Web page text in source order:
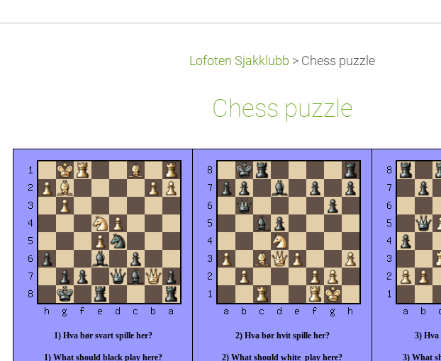
Lofoten Sjakklubb > Chess puzzle
Chess puzzle
1) Hva bør svart spille her?
1) What should black play here?
2) Hva bør hvit spille her?
2) What should white play here?
3)
3) What